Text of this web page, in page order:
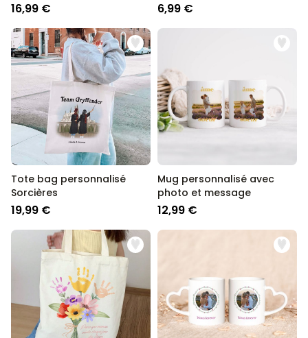
16,99 € 6,99 €
Tote bag personnalisé
Sorcières
19,99 €
Mug personnalisé avec
photo et message
12,99 €